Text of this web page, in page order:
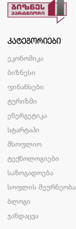
ᲙᲐᲢᲔᲒᲝᲠᲘᲔᲑᲘ
ეკონომიკა
ბიზნესი
ფინანსები
ტურიზმი
ენერგეტიკა
სტარტაპი
მსოფლიო
ტექნოლოგიები
საზოგადოება
სოფლის მეურნეობა
ბლოგი
ჯანდაცვა